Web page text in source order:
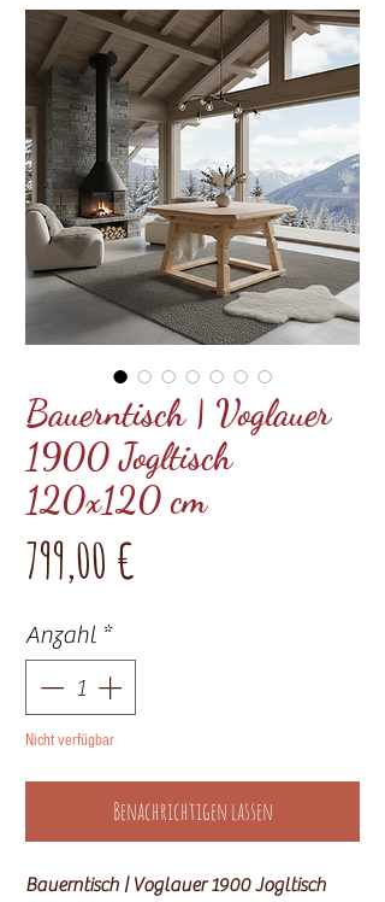
Bauerntisch | Voglauer
1900 Jogltisch
120x120 cm
799,00 €
Anzahl *
Nicht verfügbar
Benachrichtigen lassen
Bauerntisch | Voglauer 1900 Jogltisch